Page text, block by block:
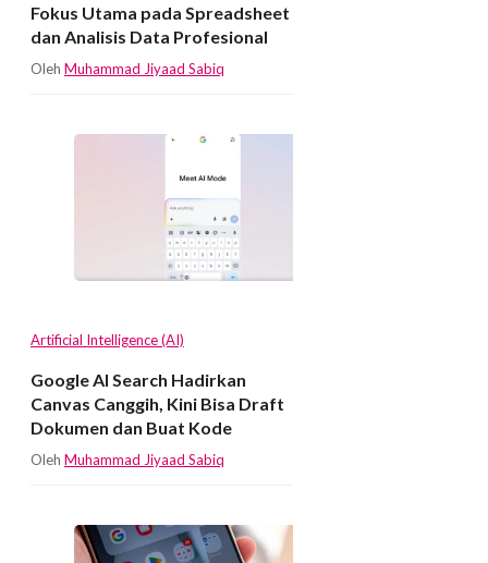
Fokus Utama pada Spreadsheet
dan Analisis Data Profesional
Oleh Muhammad Jiyaad Sabiq
Artificial Intelligence (AI)
Google AI Search Hadirkan
Canvas Canggih, Kini Bisa Draft
Dokumen dan Buat Kode
Oleh Muhammad Jiyaad Sabiq